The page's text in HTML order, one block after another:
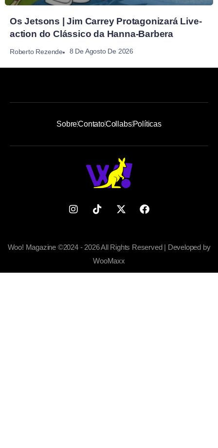
Os Jetsons | Jim Carrey Protagonizará Live-
action do Clássico da Hanna-Barbera
Roberto Rezende 8 De Agosto De 2026
SobreContatoCollabsPolíticas
Woo! Magazine ©2024 - 2026 All Rights Reserved | Developed by
WooMaxx